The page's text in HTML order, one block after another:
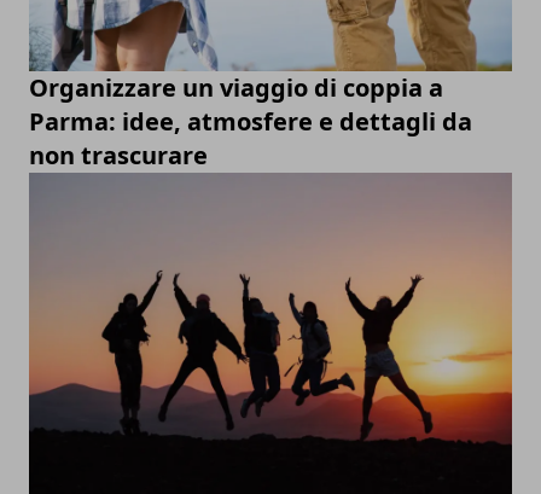
Organizzare un viaggio di coppia a
Parma: idee, atmosfere e dettagli da
non trascurare